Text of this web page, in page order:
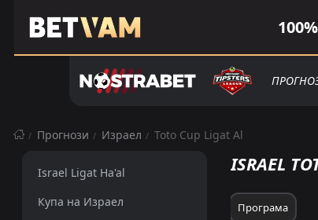
Прогнози Израел Toto Cup Ligat Al
Israel Ligat Ha'al
Купа на Израел
ISRAEL
Програма